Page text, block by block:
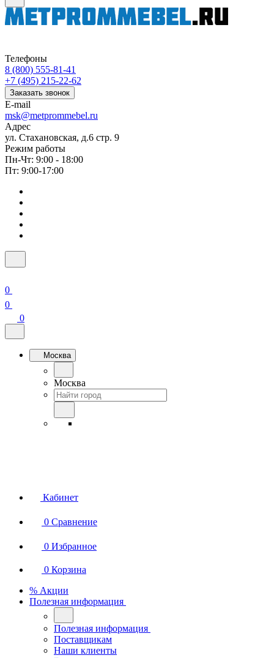
Телефоны
8 (800) 555-81-41
+7 (495) 215-22-62
Заказать звонок
E-mail
msk@metprommebel.ru
Адрес
ул. Стахановская, д.6 стр. 9
Режим работы
Пн-Чт: 9:00 - 18:00
Пт: 9:00-17:00
0
0
0
Москва
Москва
Кабинет
0 Сравнение
0 Избранное
0 Корзина
% Акции
Полезная информация
Полезная информация
Поставщикам
Наши клиенты